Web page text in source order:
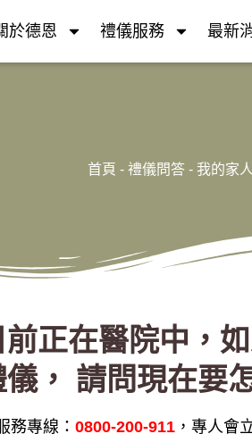
於德恩 禮儀服務 最新
首頁 - 禮儀問答 - 我的家
正在醫院中，
， 請問現在要
務專線： 0800-200-911 ，專人會